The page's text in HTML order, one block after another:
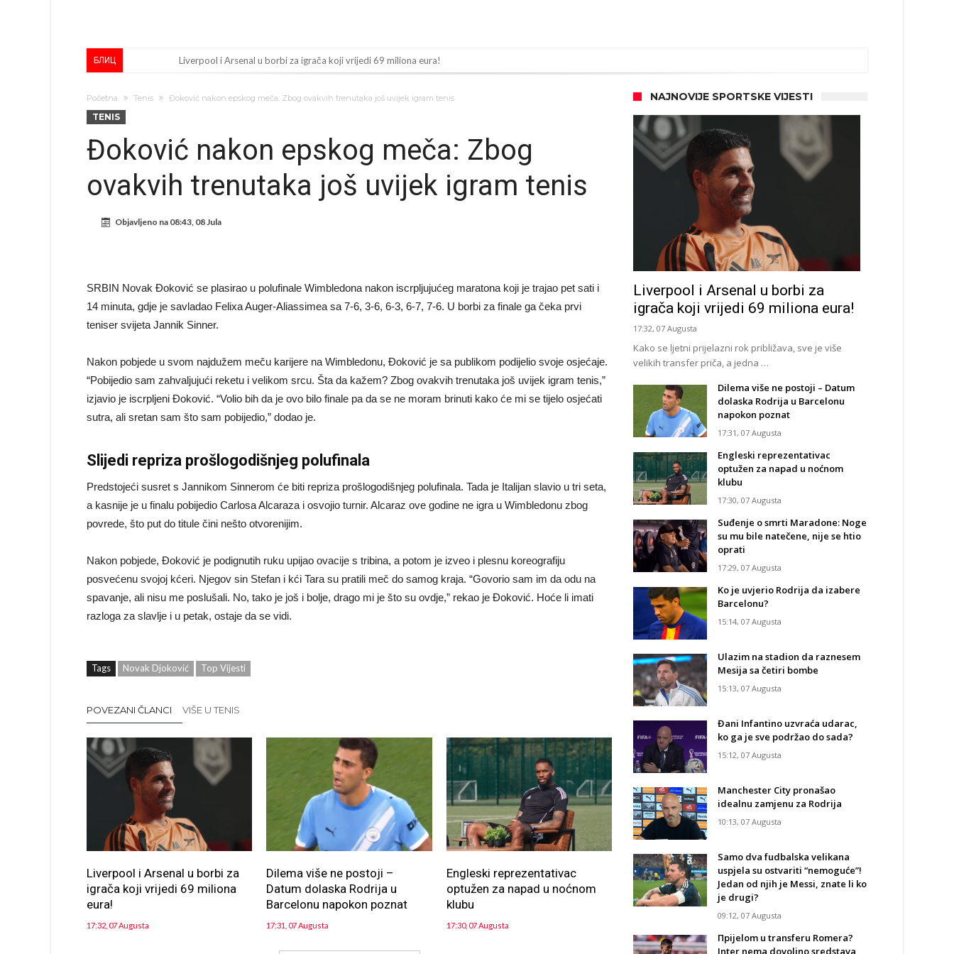
БЛИЦ Liverpool i Arsenal u borbi za igrača koji vrijedi 69 miliona eura!
Ko je uvjerio Rodrija da izabere Barcelonu?
Ulazim na stadion da raznesem Mesija sa četiri bombe
Manchester City pronašao idealnu zamjenu za Rodrija
Početna Tenis Đoković nakon epskog meča: Zbog ovakvih trenutaka još uvijek igram tenis
TENIS
Đoković nakon epskog meča: Zbog
ovakvih trenutaka još uvijek igram tenis
Objavljeno na 08:43, 08 Jula
SRBIN Novak Đoković se plasirao u polufinale Wimbledona nakon iscrpljujućeg maratona koji je trajao pet sati i
14 minuta, gdje je savladao Felixa Auger-Aliassimea sa 7-6, 3-6, 6-3, 6-7, 7-6. U borbi za finale ga čeka prvi
teniser svijeta Jannik Sinner.
Nakon pobjede u svom najdužem meču karijere na Wimbledonu, Đoković je sa publikom podijelio svoje osjećaje.
“Pobijedio sam zahvaljujući reketu i velikom srcu. Šta da kažem? Zbog ovakvih trenutaka još uvijek igram tenis,”
izjavio je iscrpljeni Đoković. “Volio bih da je ovo bilo finale pa da se ne moram brinuti kako će mi se tijelo osjećati
sutra, ali sretan sam što sam pobijedio,” dodao je.
Slijedi repriza prošlogodišnjeg polufinala
Predstojeći susret s Jannikom Sinnerom će biti repriza prošlogodišnjeg polufinala. Tada je Italijan slavio u tri seta,
a kasnije je u finalu pobijedio Carlosa Alcaraza i osvojio turnir. Alcaraz ove godine ne igra u Wimbledonu zbog
povrede, što put do titule čini nešto otvorenijim.
Nakon pobjede, Đoković je podignutih ruku upijao ovacije s tribina, a potom je izveo i plesnu koreografiju
posvećenu svojoj kćeri. Njegov sin Stefan i kći Tara su pratili meč do samog kraja. “Govorio sam im da odu na
spavanje, ali nisu me poslušali. No, tako je još i bolje, drago mi je što su ovdje,” rekao je Đoković. Hoće li imati
razloga za slavlje i u petak, ostaje da se vidi.
Tags Novak Djoković Top Vijesti
POVEZANI ČLANCI VIŠE U TENIS
Liverpool i Arsenal u borbi za
igrača koji vrijedi 69 miliona
eura!
17:32, 07 Augusta
Dilema više ne postoji –
Datum dolaska Rodrija u
Barcelonu napokon poznat
17:31, 07 Augusta
Engleski reprezentativac
optužen za napad u noćnom
klubu
17:30, 07 Augusta
NAJNOVIJE SPORTSKE VIJESTI
Liverpool i Arsenal u borbi za
igrača koji vrijedi 69 miliona eura!
17:32, 07 Augusta
Kako se ljetni prijelazni rok približava, sve je više
velikih transfer priča, a jedna …
Dilema više ne postoji – Datum
dolaska Rodrija u Barcelonu
napokon poznat
17:31, 07 Augusta
Engleski reprezentativac
optužen za napad u noćnom
klubu
17:30, 07 Augusta
Suđenje o smrti Maradone: Noge
su mu bile natečene, nije se htio
oprati
17:29, 07 Augusta
Ko je uvjerio Rodrija da izabere
Barcelonu?
15:14, 07 Augusta
Ulazim na stadion da raznesem
Mesija sa četiri bombe
15:13, 07 Augusta
Đani Infantino uzvraća udarac,
ko ga je sve podržao do sada?
15:12, 07 Augusta
Manchester City pronašao
idealnu zamjenu za Rodrija
10:13, 07 Augusta
Samo dva fudbalska velikana
uspjela su ostvariti “nemoguće”!
Jedan od njih je Messi, znate li ko
je drugi?
09:12, 07 Augusta
Прijelom u transferu Romera?
Inter nema dovoljno sredstava,